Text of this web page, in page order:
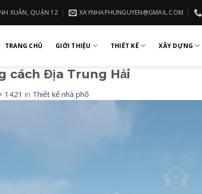
XUÂN, QUẬN 12 XAYNHAPHUNGUYEN@GMAIL.COM
TRANG CHỦ GIỚI THIỆU THIẾT KẾ XÂY DỰNG
cách Địa Trung Hải
1421 in Thiết kế nhà phố